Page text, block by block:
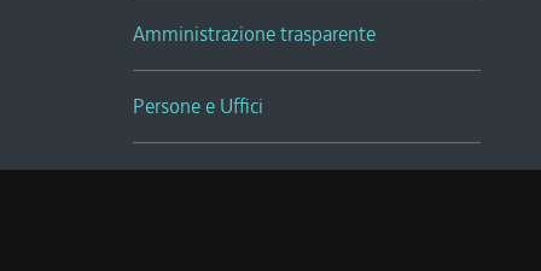
Amministrazione trasparente
Persone e Uffici
Sala Tiziano Tessitori